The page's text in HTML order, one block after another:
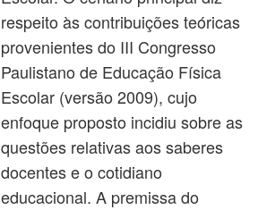
respeito às contribuições teóricas
provenientes do III Congresso
Paulistano de Educação Física
Escolar (versão 2009), cujo
enfoque proposto incidiu sobre as
questões relativas aos saberes
docentes e o cotidiano
educacional. A premissa do